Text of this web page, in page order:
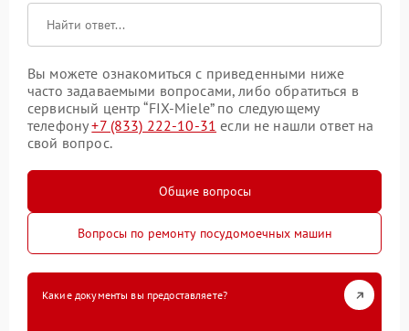
Вы можете ознакомиться с приведенными ниже
часто задаваемыми вопросами, либо обратиться в
сервисный центр “FIX-Miele” по следующему
телефону+7 (833) 222-10-31 если не нашли ответ на
свой вопрос.
Общие вопросы
Вопросы по ремонту посудомоечных машин
Какие документы вы предоставляете?